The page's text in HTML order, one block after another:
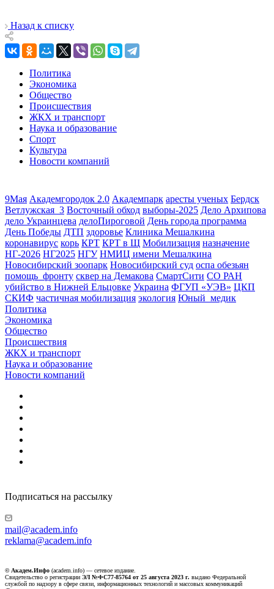
Назад к списку
Политика
Экономика
Общество
Происшествия
ЖКХ и транспорт
Наука и образование
Спорт
Культура
Новости компаний
9Мая Академгородок 2.0 Академпарк аресты ученых Бердск
Ветлужская_3 Восточный обход выборы-2025 Дело Архипова
дело Украинцева делоПироговой День города программа
День Победы ДТП здоровье Клиника Мешалкина
коронавирус корь КРТ КРТ в Щ Мобилизация назначение
НГ-2026 НГ2025 НГУ НМИЦ имени Мешалкина
Новосибирский зоопарк Новосибирский суд оспа обезьян
помощь_фронту сквер на Демакова СмартСити СО РАН
убийство в Нижней Ельцовке Украина ФГУП «УЭВ» ЦКП
СКИФ частичная мобилизация экология Юный_медик
Политика
Экономика
Общество
Происшествия
ЖКХ и транспорт
Наука и образование
Новости компаний
Подписаться на рассылку
mail@academ.info
reklama@academ.info
© Академ.Инфо (academ.info) — сетевое издание.
Свидетельство о регистрации ЭЛ №ФС77-85764 от 25 августа 2023 г. выдано Федеральной
службой по надзору в сфере связи, информационных технологий и массовых коммуникаций